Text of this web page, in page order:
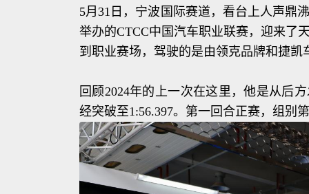
5月31日，宁波国际赛道，看台上人声鼎
举办的CTCC中国汽车职业联赛，迎来了
到职业赛场，驾驶的是由领克品牌和捷凯
回顾2024年的上一次在这里，他是从后
经突破至1:56.397。第一回合正赛，组别